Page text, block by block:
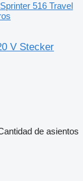
516 Travel
V Stecker
de asientos